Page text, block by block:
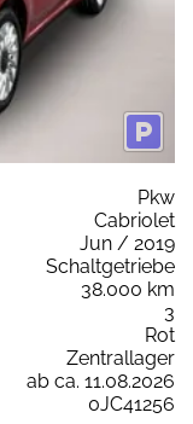
Pkw
Cabriolet
Jun / 2019
Schaltgetriebe
38.000 km
3
Rot
Zentrallager
ab ca. 11.08.2026
0JC41256